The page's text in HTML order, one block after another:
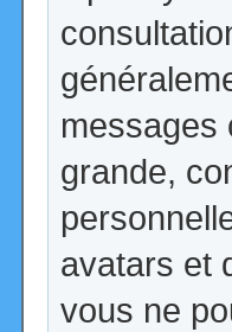
messages
grande,
avatars et
vous ne